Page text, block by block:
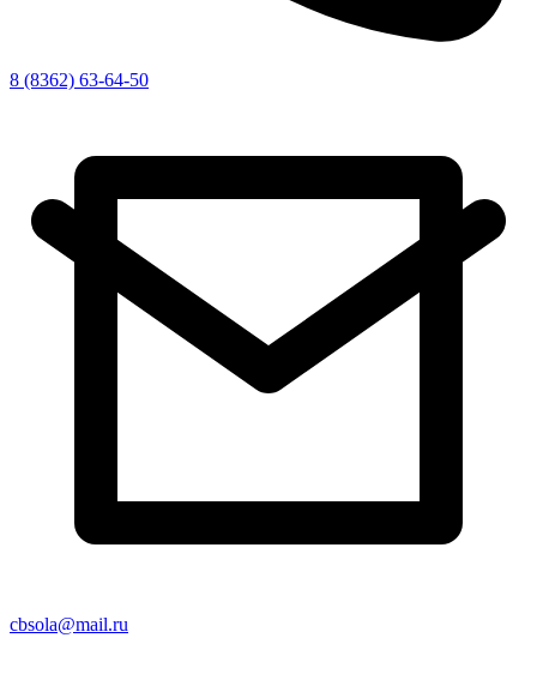
8 (8362) 63-64-50
cbsola@mail.ru